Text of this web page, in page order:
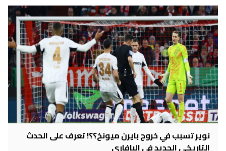
نوير تسبب في خروج بايرن ميونخ؟؟! تعرف على الحدث
التاريخي الجديد في البافاري